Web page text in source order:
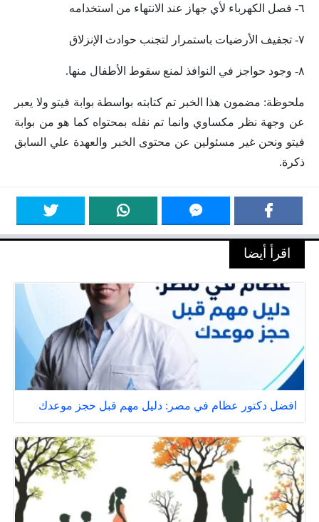
٦- فصل الكهرباء لأي جهاز عند الانتهاء من استخدامه
٧- تجفيف الأرضيات باستمرار لتجنب حوادث الإنزلاق
٨- وجود حواجز في النوافذ لمنع سقوط الأطفال منها.
ملحوظة: مضمون هذا الخبر تم كتابته بواسطة بوابة فيتو ولا يعبر
عن وجهة نظر مكساوي وانما تم نقله بمحتواه كما هو من بوابة
فيتو ونحن غير مسئولين عن محتوى الخبر والعهدة علي السابق
ذكرة.
اقرأ أيضا
افضل دكتور عظام في مصر: دليل مهم قبل حجز موعدك